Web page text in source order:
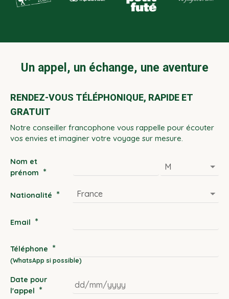
Un appel, un échange, une aventure
RENDEZ-VOUS TÉLÉPHONIQUE, RAPIDE ET
GRATUIT
Notre conseiller francophone vous rappelle pour écouter
vos envies et imaginer votre voyage sur mesure.
Nom et
prénom *
Nationalité *
Email *
Téléphone *
Date pour
l'appel *